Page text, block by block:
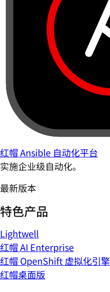
红帽 Ansible 自动化平台
实施企业级自动化。
最新版本
特色产品
Lightwell
红帽 AI Enterprise
红帽 OpenShift 虚拟化引擎
红帽桌面版